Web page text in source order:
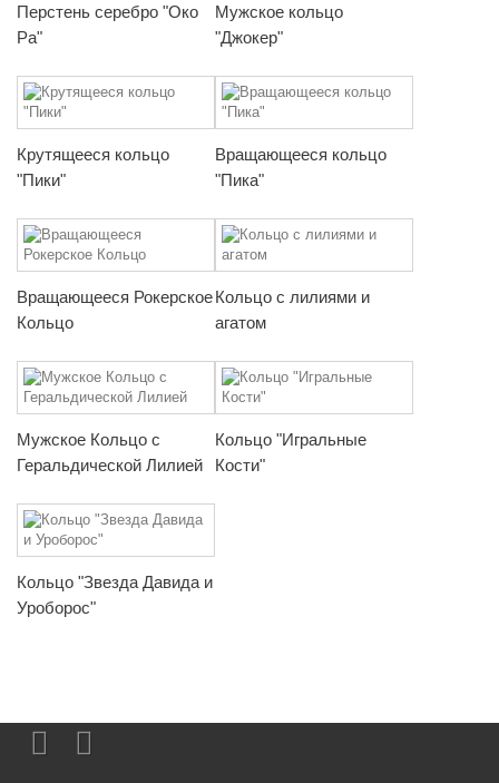
Перстень серебро "Око
Ра"
Мужское кольцо
"Джокер"
Крутящееся кольцо
"Пики"
Вращающееся кольцо
"Пика"
Вращающееся Рокерское
Кольцо
Кольцо с лилиями и
агатом
Мужское Кольцо с
Геральдической Лилией
Кольцо "Игральные
Кости"
Кольцо "Звезда Давида и
Уроборос"